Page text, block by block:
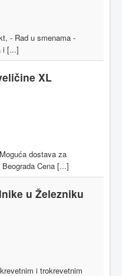
- Rad u smenama -
i [...]
XL
dostava za
Cena [...]
u Železniku
i trokrevetnim